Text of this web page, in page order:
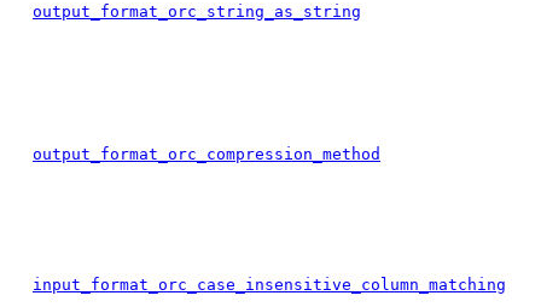
output_format_orc_string_as_string
output_format_orc_compression_method
input_format_orc_case_insensitive_column_matching